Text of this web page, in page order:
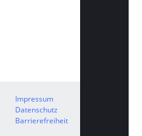
Impressum
Datenschutz
Barrierefreiheit